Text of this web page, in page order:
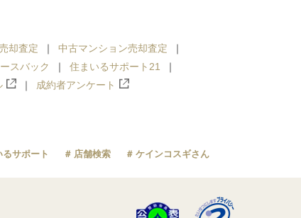
却査定
中古マンション売却査定
スバック
住まいるサポート21
成約者アンケート
るサポート 店舗検索 ケインコスギさん